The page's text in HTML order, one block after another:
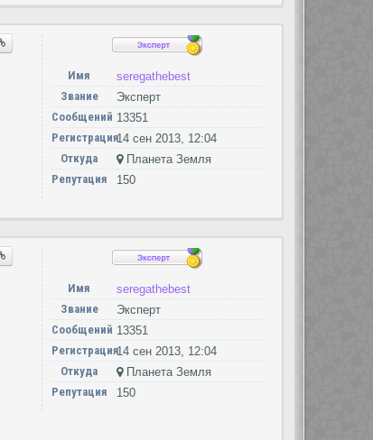
Имя
seregathebest
Звание
Эксперт
Сообщений 13351
Регистрация14 сен 2013, 12:04
Откуда
Планета Земля
Репутация
150
Имя
seregathebest
Звание
Эксперт
Сообщений 13351
Регистрация14 сен 2013, 12:04
Откуда
Планета Земля
Репутация
150